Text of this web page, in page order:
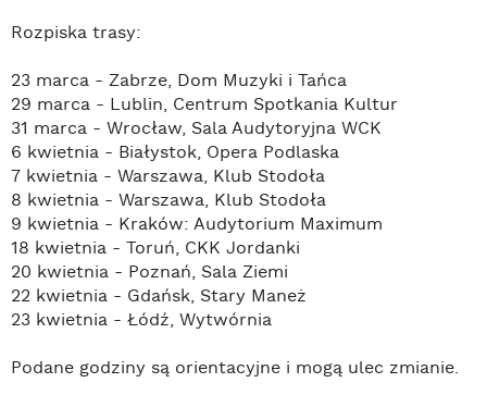
Rozpiska trasy:
23 marca - Zabrze, Dom Muzyki i Tańca
29 marca - Lublin, Centrum Spotkania Kultur
31 marca - Wrocław, Sala Audytoryjna WCK
6 kwietnia - Białystok, Opera Podlaska
7 kwietnia - Warszawa, Klub Stodoła
8 kwietnia - Warszawa, Klub Stodoła
9 kwietnia - Kraków: Audytorium Maximum
18 kwietnia - Toruń, CKK Jordanki
20 kwietnia - Poznań, Sala Ziemi
22 kwietnia - Gdańsk, Stary Maneż
23 kwietnia - Łódź, Wytwórnia
Podane godziny są orientacyjne i mogą ulec zmianie.